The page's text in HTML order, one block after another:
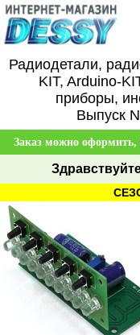
Радиодетали,
KIT, Arduino-
приборы,
Выпуск
Заказ можно оформить,